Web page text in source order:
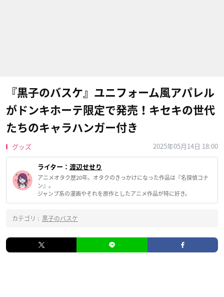
『黒子のバスケ』ユニフォーム風アパレル
がドンキホーテ限定で発売！キセキの世代
たちのキャラハンガー付き
グッズ 2025年05月14日 18:00
ライター： 渡辺せせり
アニメオタク歴20年。オタクのきっかけになった作品は『名探偵コナ
ン』。
ジャンプ系の漫画やそれを原作としたアニメ作品が特に好き。
カテゴリ : 黒子のバスケ